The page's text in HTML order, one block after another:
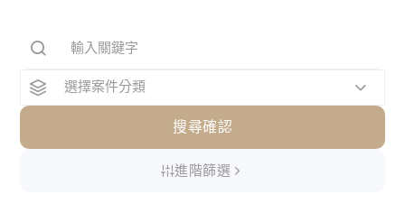
選擇案件分類
搜尋確認
進階篩選